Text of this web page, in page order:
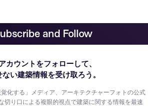
and Follow
カウントをフォローして、
ない建築情報を受け取ろう。
覚化する」メディア、アーキテクチャーフォトの公式
切り口による複眼的視点で建築に関する情報を最速